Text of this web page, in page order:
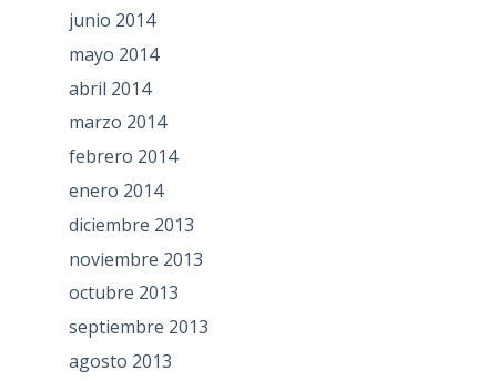
junio 2014
mayo 2014
abril 2014
marzo 2014
febrero 2014
enero 2014
diciembre 2013
noviembre 2013
octubre 2013
septiembre 2013
agosto 2013